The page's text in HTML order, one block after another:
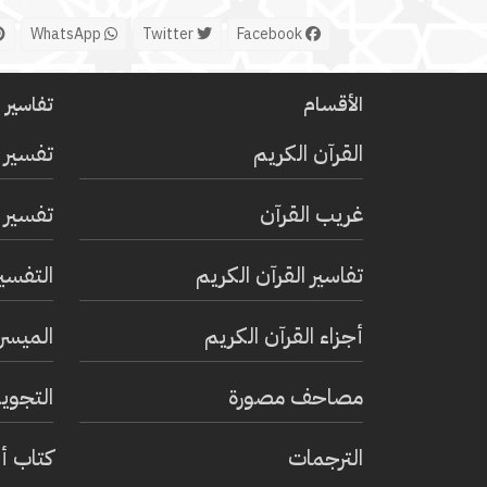
Facebook
Twitter
الأقسام
القرآن الكريم
غريب القرآن
تفاسير القرآن الكريم
أجزاء القرآن الكريم
مصاحف مصورة
الترجمات
تفسير
كتاب